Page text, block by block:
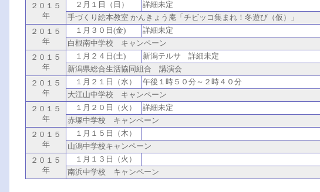
２０１５
年
２月１日（日）
詳細未定
手づくり絵本教室 かんきょう庵「チビッコ集まれ！冬遊び（仮）」
２０１５
年
１月３０日(金)
詳細未定
白根南中学校 キャンペーン
２０１５
年
１月２４日(土)
新潟テルサ 詳細未定
新潟県総合生活協同組合 講演会
２０１５
年
１月２１日（水）
午後１時５０分～２時４０分
大江山中学校 キャンペーン
２０１５
年
１月２０日（火）
詳細未定
赤塚中学校 キャンペーン
２０１５
年
１月１５日（木）
山潟中学校キャンペーン
２０１５
年
１月１３日（火）
南浜中学校 キャンペーン